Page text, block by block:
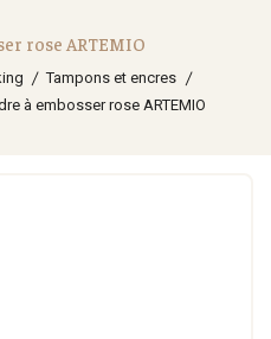
rose ARTEMIO
Tampons et encres
à embosser rose ARTEMIO